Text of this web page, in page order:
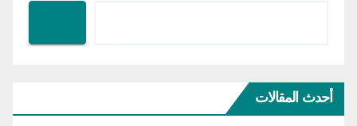
أحدث المقالات